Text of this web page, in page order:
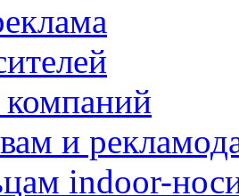
компаний
и
indoor-